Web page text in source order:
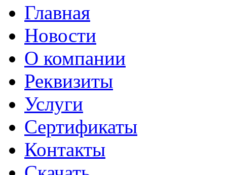
Главная
Новости
О компании
Реквизиты
Услуги
Сертификаты
Контакты